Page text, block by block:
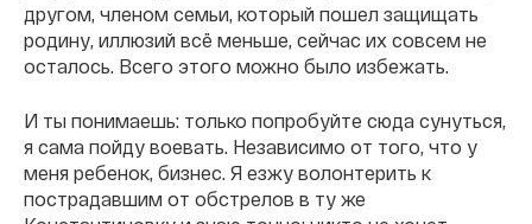
другом, членом семьи, который пошел защищать
родину, иллюзий всë меньше, сейчас их совсем не
осталось. Всего этого можно было избежать.
И ты понимаешь: только попробуйте сюда сунуться,
я сама пойду воевать. Независимо от того, что у
меня ребенок, бизнес. Я езжу волонтерить к
пострадавшим от обстрелов в ту же